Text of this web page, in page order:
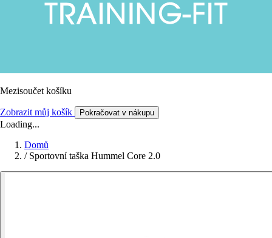
Mezisoučet košíku
Zobrazit můj košík Pokračovat v nákupu
Loading...
Domů
/ Sportovní taška Hummel Core 2.0